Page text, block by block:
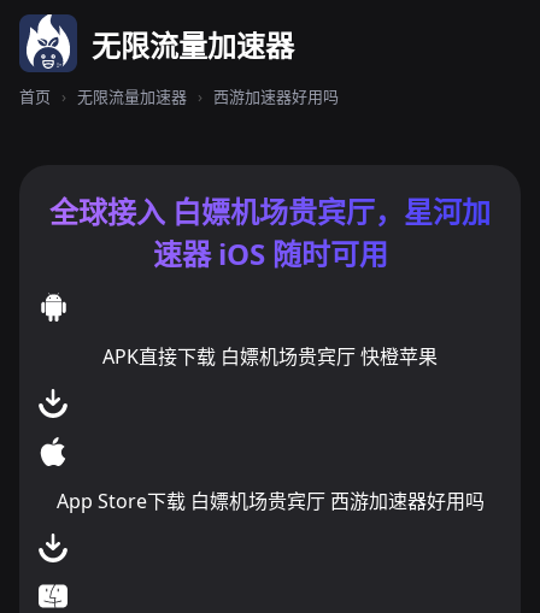
无限流量加速器
首页 › 无限流量加速器 › 西游加速器好用吗
全球接入 白嫖机场贵宾厅，星河加
速器 iOS 随时可用
APK直接下载 白嫖机场贵宾厅 快橙苹果
App Store下载 白嫖机场贵宾厅 西游加速器好用吗